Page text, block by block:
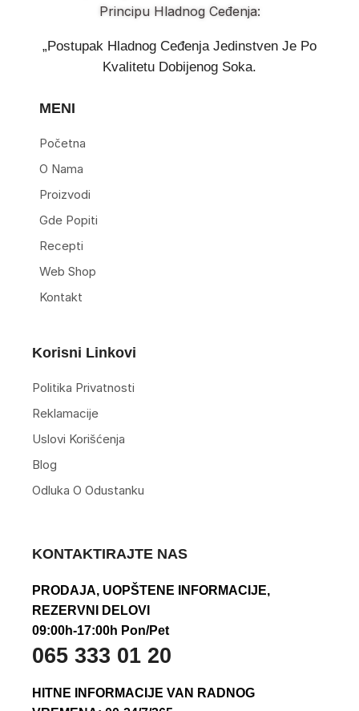
Principu Hladnog Ceđenja:
„Postupak Hladnog Ceđenja Jedinstven Je Po
Kvalitetu Dobijenog Soka.
MENI
Početna
O Nama
Proizvodi
Gde Popiti
Recepti
Web Shop
Kontakt
Korisni Linkovi
Politika Privatnosti
Reklamacije
Uslovi Korišćenja
Blog
Odluka O Odustanku
KONTAKTIRAJTE NAS
PRODAJA, UOPŠTENE INFORMACIJE,
REZERVNI DELOVI
09:00h-17:00h Pon/Pet
065 333 01 20
HITNE INFORMACIJE VAN RADNOG